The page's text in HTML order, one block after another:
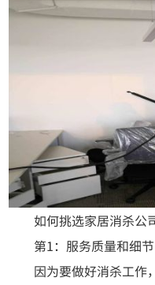
如何挑选家居消杀公司
第1：服务质量和细节
因为要做好消杀工作